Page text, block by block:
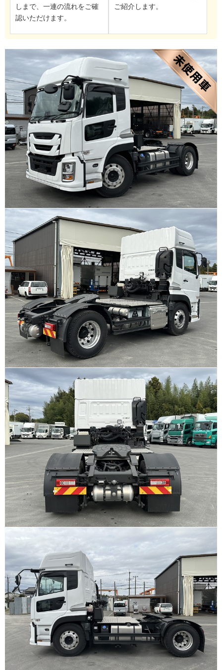
しまで、一連の流れをご確
認いただけます。
ご紹介します。